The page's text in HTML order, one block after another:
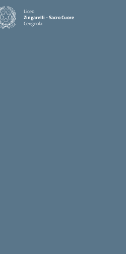
Liceo
Zingarelli - Sacro Cuore
Cerignola
— Visita la pagina iniziale della scuola